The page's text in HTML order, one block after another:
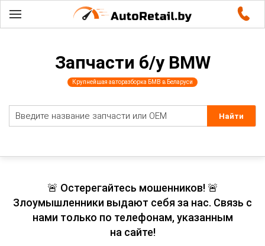
Запчасти б/у BMW
Крупнейшая авторазборка БМВ в Беларуси
🚨 Остерегайтесь мошенников! 🚨
Злоумышленники выдают себя за нас. Связь с
нами только по телефонам, указанным
на сайте!